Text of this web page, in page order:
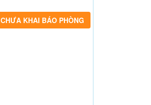
CHƯA KHAI BÁO PHÒNG